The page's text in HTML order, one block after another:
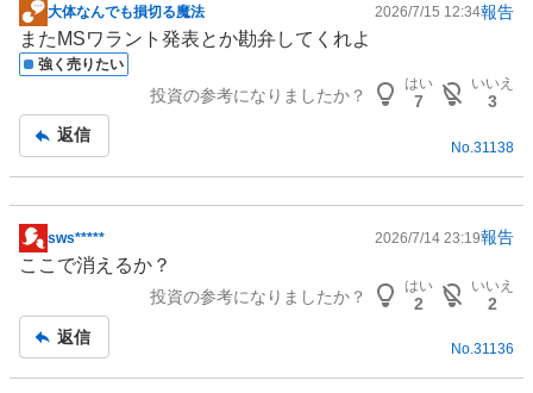
掲
示
板
大体なんでも損切る魔法 2026/7/15 12:34報告
またMSワラント発表とか勘弁してくれよ
強く売りたい
投資の参考になりましたか？
はい
7
いいえ
3
返信
No. 31138
掲
示
事
sws***** 2026/7/14 23:19報告
ここで消えるか？
投資の参考になりましたか？
はい
2
いいえ
2
返信
No.31136